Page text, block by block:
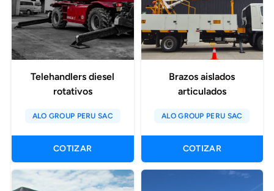
Telehandlers diesel
rotativos
ALO GROUP PERU SAC
COTIZAR
Brazos aislados
articulados
ALO GROUP PERU SAC
COTIZAR